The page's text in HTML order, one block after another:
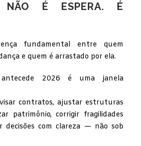
NÃO É ESPERA. É
fundamental entre quem
e quem é arrastado por ela.
2026 é uma janela
contratos, ajustar estruturas
patrimônio, corrigir fragilidades
decisões com clareza — não sob